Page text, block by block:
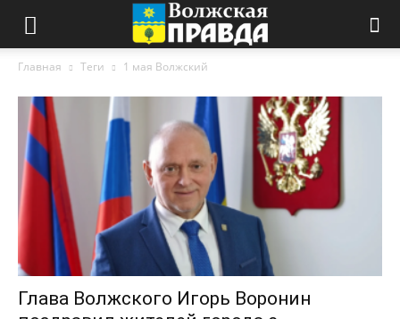
Главная Теги 1 мая Волжский
Глава Волжского Игорь Воронин